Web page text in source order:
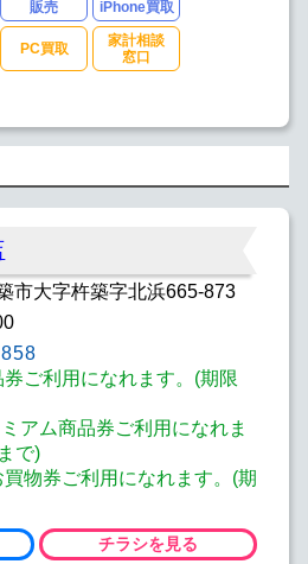
販売 iPhone買取
PC買取
家計相談
窓口
市大字杵築字北浜665-873
ご利用になれます。(期限
アム商品券ご利用になれま
で)
物券ご利用になれます。(期
チラシを見る